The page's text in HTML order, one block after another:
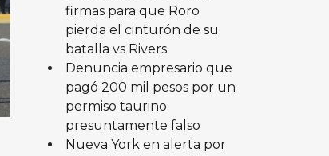
firmas para que Roro
pierda el cinturón de su
batalla vs Rivers
Denuncia empresario que
pagó 200 mil pesos por un
permiso taurino
presuntamente falso
Nueva York en alerta por